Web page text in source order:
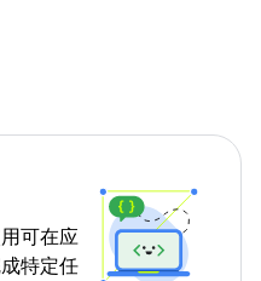
可在应
特定任